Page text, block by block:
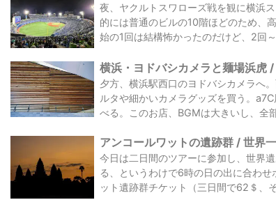
夜、ヤクルトスワローズ戦を観に横浜
的には普通のビルの10階ほどのため、
始の1回は結構怖かったのだけど、2回
横浜・ヨドバシカメラと麺場浜虎
夕方、横浜駅西口のヨドバシカメラへ
ルタや細かいカメラグッズを買う。
べる。このお店、BGMは大きいし、全
アンコールワットの遺跡群 / 世界
今日は二日間のツアーに参加し、世界
る、というわけで6時の日の出に合わ
ット遺跡群チケット（三日間で62＄、